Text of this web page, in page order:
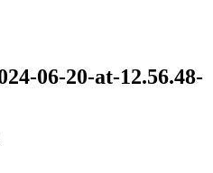
06-20-at-12.56.48-